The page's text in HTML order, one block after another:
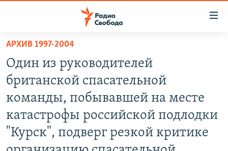
упрощенного
доступа
Вернуться
основному
содержанию
Вернутся
ПОДКАСТЫ
АВТОРСКИЕ ПРОЕКТЫ
ЦИТАТЫ СВОБОДЫ
МНЕНИЯ
КУЛЬТУРА
АРХИВ 1997-2004
Один из руководителей
британской спасательной
команды, побывавшей на месте
катастрофы российской подлодки
"Курск", подверг резкой критике